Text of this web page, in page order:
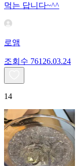
먹는 답니다~^^
로앰
조회수 761 26.03.24
14